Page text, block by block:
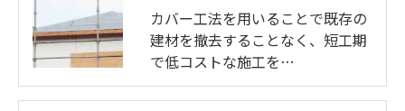
カバー工法を用いることで既存の
建材を撤去することなく、短工期
で低コストな施工を…